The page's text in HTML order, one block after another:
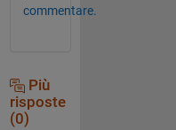
commentare.
Più
risposte
(0)